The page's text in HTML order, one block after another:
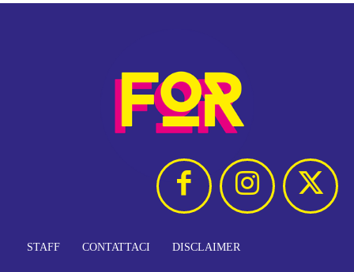
STAFF CONTATTACI DISCLAIMER